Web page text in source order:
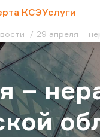
КСЭУслуги
29 апреля –
–